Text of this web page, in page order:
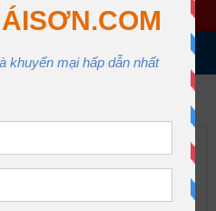
Search